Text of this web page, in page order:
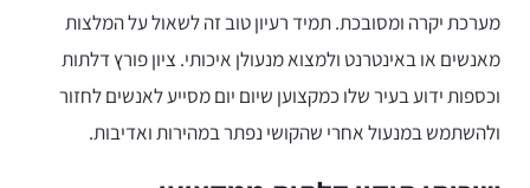
מערכת יקרה ומסובכת. תמיד רעיון טוב זה לשאול על המלצות
מאנשים או באינטרנט ולמצוא מנעולן איכותי. ציון פורץ דלתות
וכספות ידוע בעיר שלו כמקצוען שיום יום מסייע לאנשים לחזור
ולהשתמש במנעול אחרי שהקושי נפתר במהירות ואדיבות.